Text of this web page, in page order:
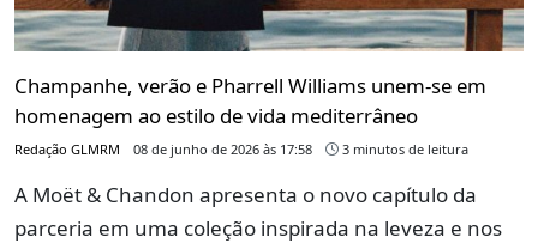
Champanhe, verão e Pharrell Williams unem-se em
homenagem ao estilo de vida mediterrâneo
Redação GLMRM 08 de junho de 2026 às 17:58 3 minutos de leitura
A Moët & Chandon apresenta o novo capítulo da
parceria em uma coleção inspirada na leveza e nos